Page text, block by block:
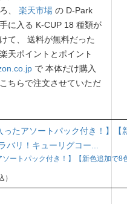
、 楽天市場 の D-Park
に入る K-CUP 18 種類が
て、 送料が無料だった
天ポイントとポイント
で 本体だけ購入
ちらで注文させていただ
ソートパック付き！】【新色追加で8